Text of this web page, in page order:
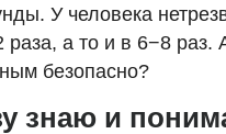
У человека
а то и в 6−8
безопасно?
и